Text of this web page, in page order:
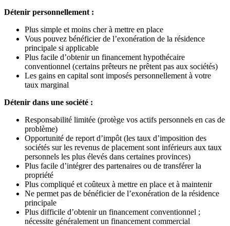
Détenir personnellement :
Plus simple et moins cher à mettre en place
Vous pouvez bénéficier de l’exonération de la résidence
principale si applicable
Plus facile d’obtenir un financement hypothécaire
conventionnel (certains prêteurs ne prêtent pas aux sociétés)
Les gains en capital sont imposés personnellement à votre
taux marginal
Détenir dans une société :
Responsabilité limitée (protège vos actifs personnels en cas de
problème)
Opportunité de report d’impôt (les taux d’imposition des
sociétés sur les revenus de placement sont inférieurs aux taux
personnels les plus élevés dans certaines provinces)
Plus facile d’intégrer des partenaires ou de transférer la
propriété
Plus compliqué et coûteux à mettre en place et à maintenir
Ne permet pas de bénéficier de l’exonération de la résidence
principale
Plus difficile d’obtenir un financement conventionnel ;
nécessite généralement un financement commercial